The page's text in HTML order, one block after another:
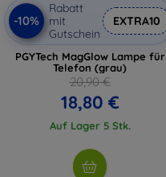
-10%
Rabatt
mit
Gutschein
EXTRA10
PGYTech MagGlow Lampe für
Telefon (grau)
20,90 €
18,80 €
Auf Lager 5 Stk.